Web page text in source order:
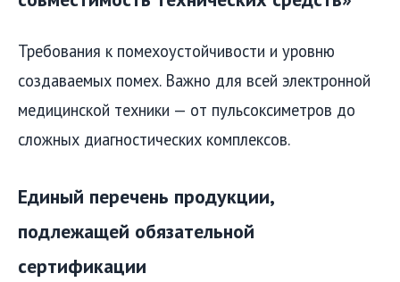
Требования к помехоустойчивости и уровню
создаваемых помех. Важно для всей электронной
медицинской техники — от пульсоксиметров до
сложных диагностических комплексов.
Единый перечень продукции,
подлежащей обязательной
сертификации